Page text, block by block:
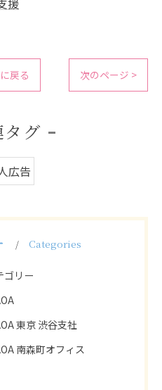
援
戻る 次のページ >
グ
広告
Categories
ゴリー
東京 渋谷支社
南森町オフィス